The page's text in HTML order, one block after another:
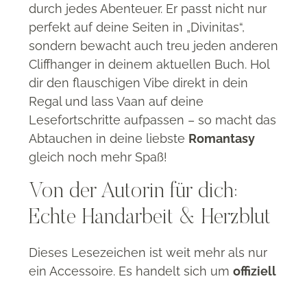
durch jedes Abenteuer. Er passt nicht nur
perfekt auf deine Seiten in „Divinitas“,
sondern bewacht auch treu jeden anderen
Cliffhanger in deinem aktuellen Buch. Hol
dir den flauschigen Vibe direkt in dein
Regal und lass Vaan auf deine
Lesefortschritte aufpassen – so macht das
Abtauchen in deine liebste Romantasy
gleich noch mehr Spaß!
Von der Autorin für dich:
Echte Handarbeit & Herzblut
Dieses Lesezeichen ist weit mehr als nur
ein Accessoire. Es handelt sich um offiziell